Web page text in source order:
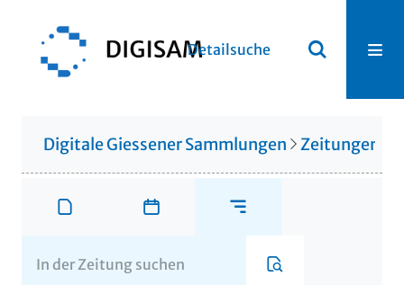
Detailsuche
Digitale Giessener Sammlungen Zeitungen